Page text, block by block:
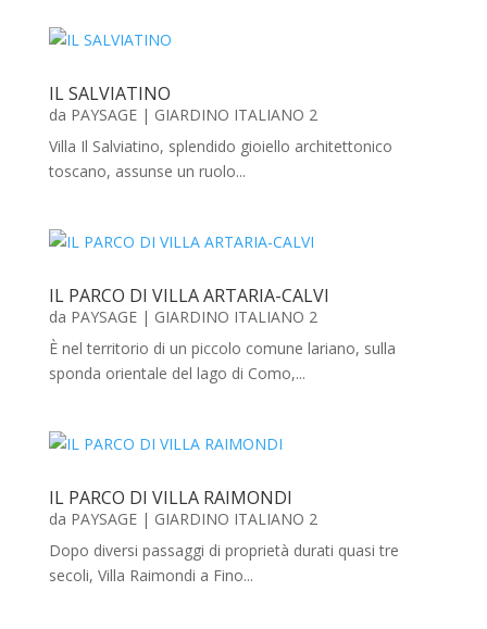
IL SALVIATINO
da PAYSAGE| GIARDINO ITALIANO 2
Villa Il Salviatino, splendido gioiello architettonico
toscano, assunse un ruolo...
IL PARCO DI VILLA ARTARIA-CALVI
da PAYSAGE| GIARDINO ITALIANO 2
È nel territorio di un piccolo comune lariano, sulla
sponda orientale del lago di Como,...
IL PARCO DI VILLA RAIMONDI
da PAYSAGE| GIARDINO ITALIANO 2
Dopo diversi passaggi di proprietà durati quasi tre
secoli, Villa Raimondi a Fino...